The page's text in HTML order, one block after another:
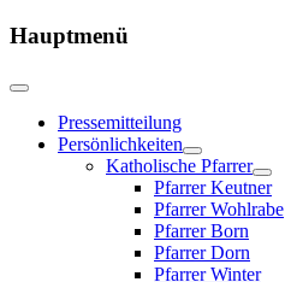
Hauptmenü
Pressemitteilung
Persönlichkeiten
Katholische Pfarrer
Pfarrer Keutner
Pfarrer Wohlrabe
Pfarrer Born
Pfarrer Dorn
Pfarrer Winter